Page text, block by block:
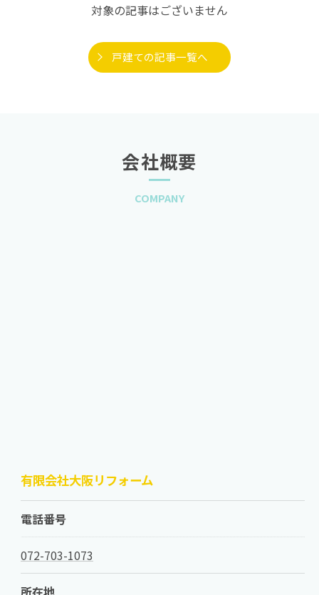
対象の記事はございません
戸建ての記事一覧へ
会社概要
COMPANY
有限会社大阪リフォーム
電話番号
072-703-1073
所在地